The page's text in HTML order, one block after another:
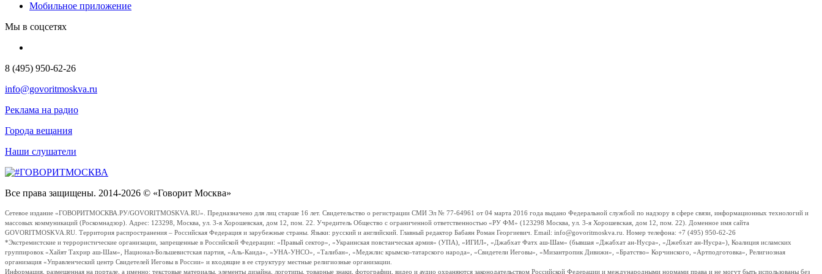
Мобильное приложение
Мы в соцсетях
8 (495) 950-62-26
info@govoritmoskva.ru
Реклама на радио
Города вещания
Наши слушатели
Все права защищены. 2014-2026 © «Говорит Москва»
Сетевое издание «ГОВОРИТМОСКВА.РУ/GOVORITMOSKVA.RU». Предназначено для лиц старше 16 лет. Свидетельство о регистрации СМИ Эл № 77-64961 от 04 марта 2016 года выдано Федеральной службой по надзору в сфере связи, информационных технологий и
массовых коммуникаций (Роскомнадзор). Адрес: 123298, Москва, ул. 3-я Хорошевская, дом 12, пом. 22. Учредитель Общество с ограниченной ответственностью «РУ ФМ» (123298 Москва, ул. 3-я Хорошевская, дом 12, пом. 22). Доменное имя сайта
GOVORITMOSKVA.RU. Территория распространения – Российская Федерация и зарубежные страны. Языки: русский и английский. Главный редактор Бабаян Роман Георгиевич. Email: info@govoritmoskva.ru. Номер телефона: +7 (495) 950-62-26
*Экстремистские и террористические организации, запрещенные в Российской Федерации: «Правый сектор», «Украинская повстанческая армия» (УПА), «ИГИЛ», «Джабхат Фатх аш-Шам» (бывшая «Джабхат ан-Нусра», «Джебхат ан-Нусра»), Коалиция исламских
группировок «Хайят Тахрир аш-Шам», Национал-Большевистская партия, «Аль-Каида», «УНА-УНСО», «Талибан», «Меджлис крымско-татарского народа», «Свидетели Иеговы», «Мизантропик Дивижн», «Братство» Корчинского, «Артподготовка», Религиозная
организация «Управленческий центр Свидетелей Иеговы в России» и входящие в ее структуру местные религиозные организации.
Информация, размещенная на портале, а именно: текстовые материалы, элементы дизайна, логотипы, товарные знаки, фотографии, видео и аудио охраняются законодательством Российской Федерации и международными нормами права и не могут быть использованы без